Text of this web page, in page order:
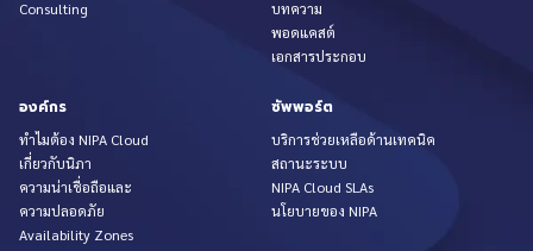
Consulting
บทความ
พอดแคสต์
เอกสารประกอบ
องค์กร
ทำไมต้อง NIPA Cloud
เกี่ยวกับนิภา
ความน่าเชื่อถือและ
ความปลอดภัย
Availability Zones
ซัพพอร์ต
บริการช่วยเหลือด้านเทคนิค
สถานะระบบ
NIPA Cloud SLAs
นโยบายของ NIPA